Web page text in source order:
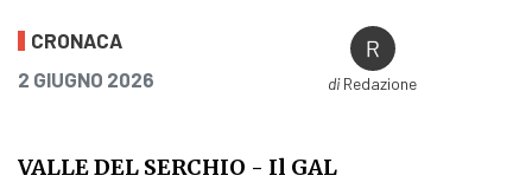
Sviluppo rurale, nuovo bando del
CRONACA
PUBBLICATO IL
2 GIUGNO 2026 diRedazione
VALLE DEL SERCHIO - Il GAL